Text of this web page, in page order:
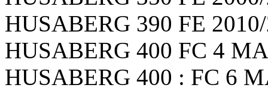
HUSABERG 390 FE 2010/
HUSABERG 400 FC 4
HUSABERG 400 : FC 6